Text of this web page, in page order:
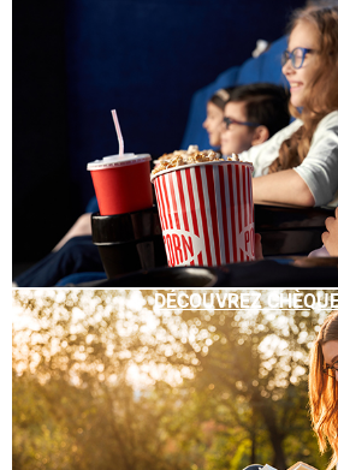
DÉCOUVREZ